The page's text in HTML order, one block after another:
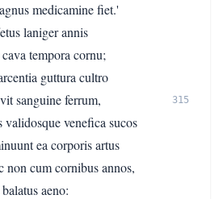
medicamine fiet.'
laniger annis
tempora cornu;
guttura cultro
sanguine ferrum,
315
venefica sucos
ea corporis artus
non cum cornibus annos,
aeno: